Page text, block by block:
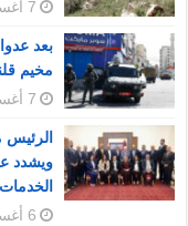
7 أغسطس، 2026
بعد
مخيم
7 أغسطس، 2026
ويشدد
الخدمات
6 أغسطس، 2026